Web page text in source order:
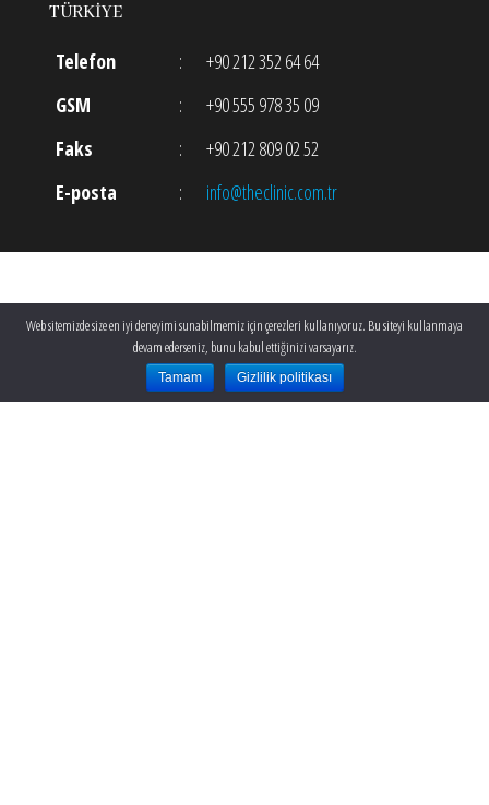
TÜRKİYE
Telefon :
+90 212 352 64 64
GSM
:
+90 555 978 35 09
Faks
:
+90 212 809 02 52
E-posta
: info@theclinic.com.tr
Web sitemizde size en iyi deneyimi sunabilmemiz için çerezleri kullanıyoruz. Bu siteyi kullanmaya
devam ederseniz, bunu kabul ettiğinizi varsayarız.
Tamam Gizlilik politikası